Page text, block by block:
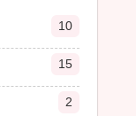
10
15
2